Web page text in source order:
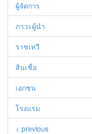
ผู้จัดการ
ภาวะผู้นำ
ราชเทวี
สินเชื่อ
เอกชน
โรงแรม
< previous